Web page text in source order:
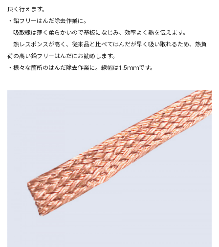
良く行えます。
・鉛フリーはんだ除去作業に。
吸取線は薄く柔らかいので基板になじみ、効率よく熱を伝えます。
熱レスポンスが高く、従来品と比べてはんだが早く吸い取れるため、熱負
荷の高い鉛フリーはんだにお勧めします。
・様々な箇所のはんだ除去作業に。線幅は1.5ｍｍです。